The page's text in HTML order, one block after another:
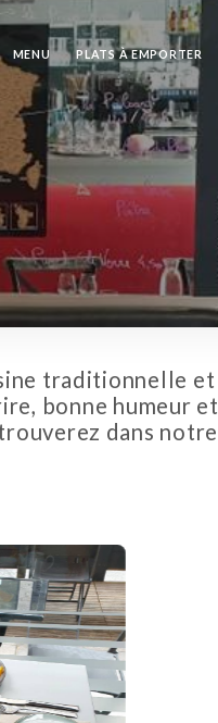
MENU PLATS À EMPORTER
traditionnelle et
bonne humeur et
dans notre